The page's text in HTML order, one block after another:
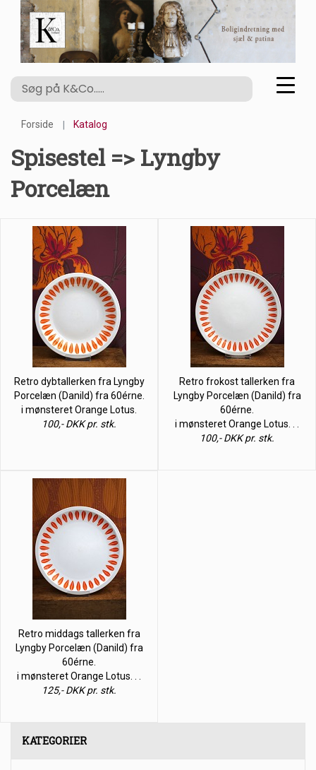
Forside Katalog
Spisestel => Lyngby
Porcelæn
Retro dybtallerken fra Lyngby
Porcelæn (Danild) fra 60érne.
i mønsteret Orange Lotus.
100,- DKK pr. stk.
Retro frokost tallerken fra
Lyngby Porcelæn (Danild) fra
60érne.
i mønsteret Orange Lotus. . .
100,- DKK pr. stk.
Retro middags tallerken fra
Lyngby Porcelæn (Danild) fra
60érne.
i mønsteret Orange Lotus. . .
125,- DKK pr. stk.
KATEGORIER